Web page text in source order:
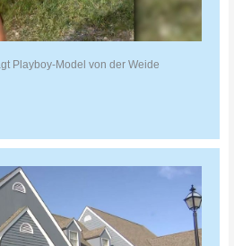
Playboy-Model von der Weide